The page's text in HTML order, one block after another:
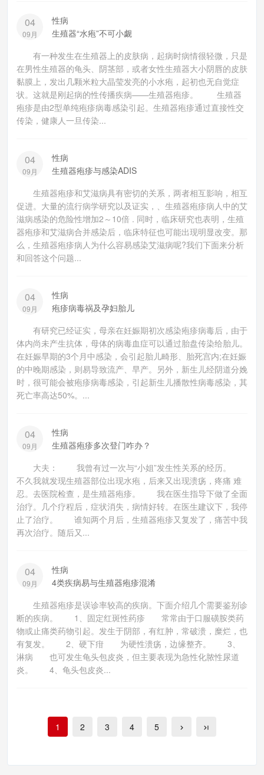
04
09月
性病
生殖器“水疱”不可小觑
有一种发生在生殖器上的皮肤病，起病时病情很轻微，只是
在男性生殖器的龟头、阴茎部，或者女性生殖器大小阴唇的皮肤
黏膜上，发出几颗米粒大晶莹发亮的小水疱，起初也无自觉症
状。这就是刚起病的性传播疾病——生殖器疱疹。 生殖器
疱疹是由2型单纯疱疹病毒感染引起。生殖器疱疹通过直接性交
传染，健康人一旦传染...
04
09月
性病
生殖器疱疹与感染ADIS
生殖器疱疹和艾滋病具有密切的关系，两者相互影响，相互
促进。大量的流行病学研究以及证实，、生殖器疱疹病人中的艾
滋病感染的危险性增加2～10倍 . 同时，临床研究也表明，生殖
器疱疹和艾滋病合并感染后，临床特征也可能出现明显改变。那
么，生殖器疱疹病人为什么容易感染艾滋病呢?我们下面来分析
和回答这个问题...
04
09月
性病
疱疹病毒祸及孕妇胎儿
有研究已经证实，母亲在妊娠期初次感染疱疹病毒后，由于
体内尚未产生抗体，母体的病毒血症可以通过胎盘传染给胎儿。
在妊娠早期的3个月中感染，会引起胎儿畸形、胎死宫内;在妊娠
的中晚期感染，则易导致流产、早产。另外，新生儿经阴道分娩
时，很可能会被疱疹病毒感染，引起新生儿播散性病毒感染，其
死亡率高达50%。...
04
09月
性病
生殖器疱疹多次登门咋办？
大夫： 我曾有过一次与“小姐”发生性关系的经历。
不久我就发现生殖器部位出现水疱，后来又出现溃疡，疼痛 难
忍。去医院检查，是生殖器疱疹。 我在医生指导下做了全面
治疗。几个疗程后，症状消失，病情好转。在医生建议下，我停
止了治疗。 谁知两个月后，生殖器疱疹又复发了，痛苦中我
再次治疗。随后又...
04
09月
性病
4类疾病易与生殖器疱疹混淆
生殖器疱疹是误诊率较高的疾病。下面介绍几个需要鉴别诊
断的疾病。 1、固定红斑性药疹 常常由于口服磺胺类药
物或止痛类药物引起。发生于阴部，有红肿，常破溃，糜烂，也
有复发。 2、硬下疳 为硬性溃疡，边缘整齐。 3、
淋病 也可发生龟头包皮炎，但主要表现为急性化脓性尿道
炎。 4、龟头包皮炎...
1 2 3 4 5